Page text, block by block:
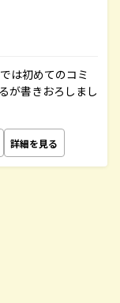
は初めてのコミ
が書きおろしまし
詳細を見る